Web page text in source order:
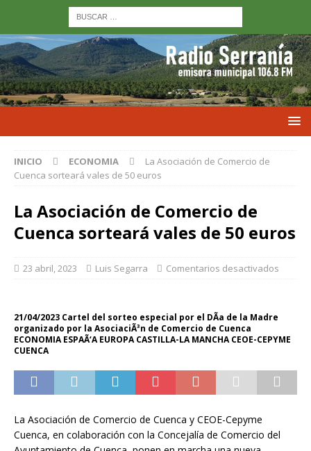
INICIO ECONOMIA
La Asociación de Comercio de
Cuenca sorteará vales de 50 euros
La Asociación de Comercio de
Cuenca sorteará vales de 50 euros
23 abril, 2023 Luis Segarra Comentarios desactivados
21/04/2023 Cartel del sorteo especial por el DÃ­a de la Madre
organizado por la AsociaciÃ³n de Comercio de Cuenca
ECONOMIA ESPAÃ‘A EUROPA CASTILLA-LA MANCHA CEOE-CEPYME
CUENCA
La Asociación de Comercio de Cuenca y CEOE-Cepyme
Cuenca, en colaboración con la Concejalía de Comercio del